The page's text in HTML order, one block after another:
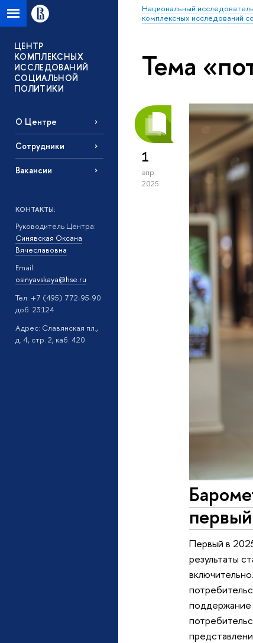
Национальный
комплексных исследований
ЦЕНТР
КОМПЛЕКСНЫХ
ИССЛЕДОВАНИЙ
СОЦИАЛЬНОЙ
ПОЛИТИКИ
О Центре
Сотрудники
Вакансии
КОНТАКТЫ:
Руководитель Центра:
Синявская Оксана
Вячеславовна
Email:
osinyavskaya@hse.ru
Тел: +7 (495) 772-95-90
доб. 23124
Адрес: Славянская пл.,
д. 4, стр. 2, каб. 420
Тема
1
апр
2025
Первый в
результаты
поддержание